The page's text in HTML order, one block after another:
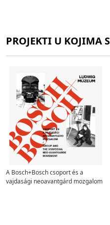
PROJEKTI U KOJIMA
A Bosch+Bosch csoport és a
vajdasági neoavantgárd mozgalom